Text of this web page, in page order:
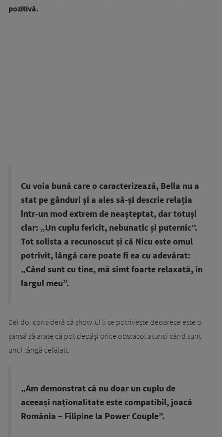
pozitivă.
Cu voia bună care o caracterizează, Bella nu a
stat pe gânduri și a ales să-și descrie relația
într-un mod extrem de neașteptat, dar totuși
clar: „Un cuplu fericit, nebunatic și puternic”.
Tot solista a recunoscut și că Nicu este omul
potrivit, lângă care poate fi ea cu adevărat:
„Când sunt cu tine, mă simt foarte relaxată, în
largul meu”.
Cei doi consideră că show-ul li se potrivește deoarece este o
șansă să arate că pot depăși orice obstacol atunci când sunt
unul lângă celălalt.
„Am demonstrat că nu doar un cuplu de
aceeași naționalitate este compatibil, joacă
România – Filipine la Power Couple”.